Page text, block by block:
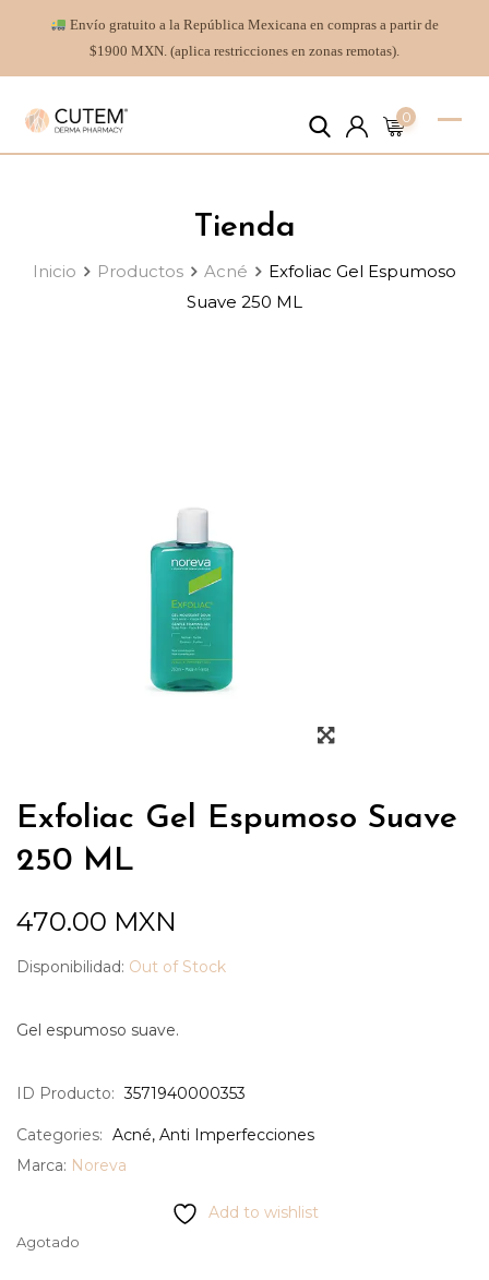
Envío gratuito a la República Mexicana en compras a partir de
$1900 MXN. (aplica restricciones en zonas remotas).
0
Tienda
Inicio Productos Acné
Exfoliac Gel Espumoso
Suave 250 ML
Exfoliac Gel Espumoso Suave
250 ML
470.00 MXN
Disponibilidad: Out of Stock
Gel espumoso suave.
ID Producto: 3571940000353
Categories: Acné, Anti Imperfecciones
Marca: Noreva
Add to wishlist
Agotado